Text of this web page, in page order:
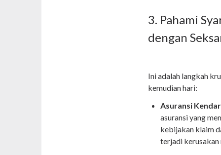
3. Pahami
dengan
Ini adalah langkah
kemudian hari:
Asuransi
asuransi yang
kebijakan klaim
terjadi kerusakan